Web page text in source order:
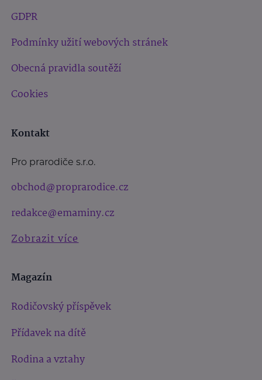
GDPR
Podmínky užití webových stránek
Obecná pravidla soutěží
Cookies
Kontakt
Pro prarodiče s.r.o.
obchod@proprarodice.cz
redakce@emaminy.cz
Zobrazit více
Magazín
Rodičovský příspěvek
Přídavek na dítě
Rodina a vztahy